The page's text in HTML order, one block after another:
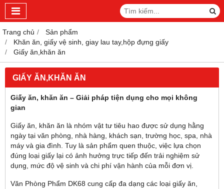
Trang chủ
Sản phẩm
Khăn ăn, giấy vệ sinh, giay lau tay,hộp đựng giấy
Giấy ăn,khăn ăn
GIẤY ĂN,KHĂN ĂN
Giấy ăn, khăn ăn – Giải pháp tiện dụng cho mọi không
gian
Giấy ăn, khăn ăn là nhóm vật tư tiêu hao được sử dụng hằng
ngày tại văn phòng, nhà hàng, khách sạn, trường học, spa, nhà
máy và gia đình. Tuy là sản phẩm quen thuộc, việc lựa chọn
đúng loại giấy lại có ảnh hưởng trực tiếp đến trải nghiệm sử
dụng, mức độ vệ sinh và chi phí vận hành của mỗi đơn vị.
Văn Phòng Phẩm DK68 cung cấp đa dạng các loại giấy ăn,